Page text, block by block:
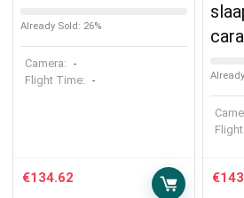
Already Sold: 26%
Camera: -
Flight Time: -
€134.62 €